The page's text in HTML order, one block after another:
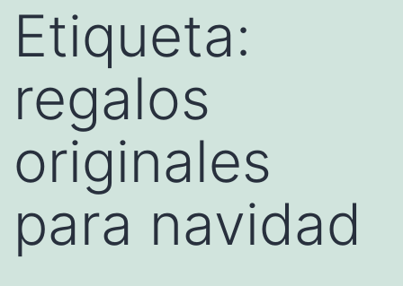
Etiqueta:
regalos
originales
para navidad